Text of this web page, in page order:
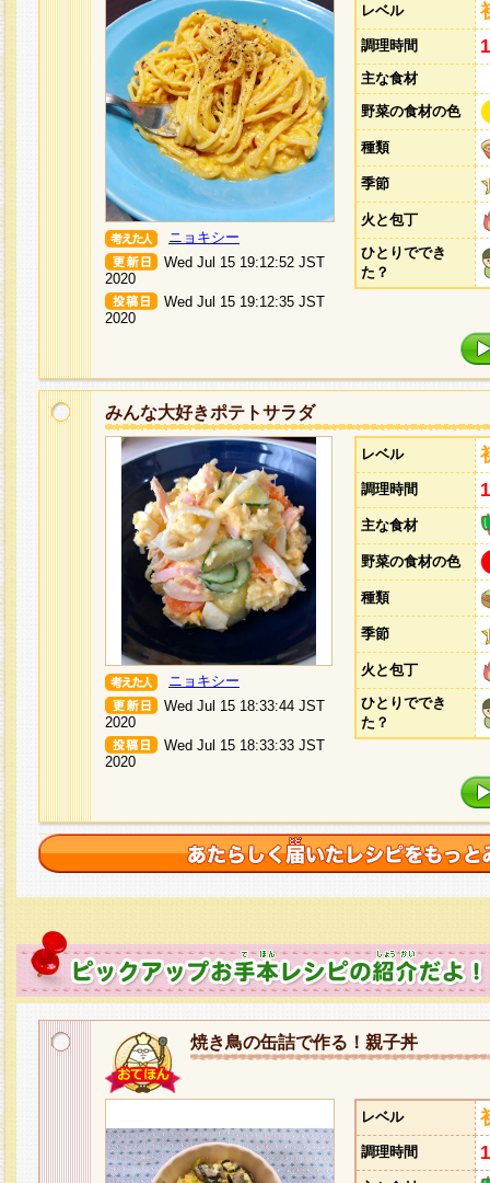
ニョキシー
Wed Jul 15 19:12:52 JST
2020
Wed Jul 15 19:12:35 JST
2020
レベル
調理時間
主な食材
野菜の食材の色
種類
季節
火と包丁
ひとりででき
た？
みんな大好きポテトサラダ
ニョキシー
Wed Jul 15 18:33:44 JST
2020
Wed Jul 15 18:33:33 JST
2020
レベル
調理時間
主な食材
野菜の食材の色
種類
季節
火と包丁
ひとりででき
た？
焼き鳥の缶詰で作る！親子丼
レベル
調理時間